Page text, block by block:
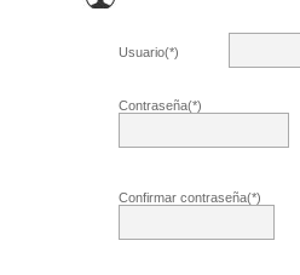
Usuario(*)
Contraseña(*)
Confirmar contraseña(*)